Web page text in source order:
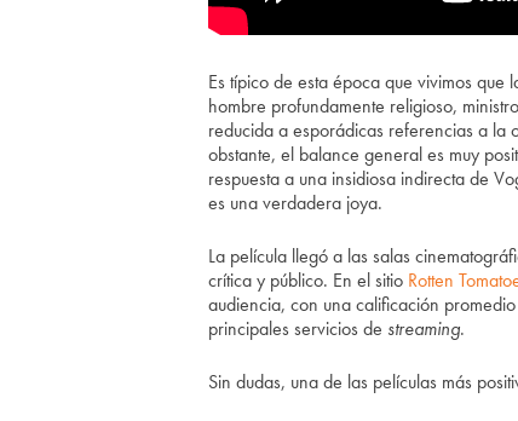
Es típico de esta época que vivimos
hombre profundamente religioso,
reducida a esporádicas referencias a la
obstante, el balance general es muy
respuesta a una insidiosa indirecta de
es una verdadera joya.
La película llegó a las salas
crítica y público. En el sitio Rotten
audiencia, con una calificación
principales servicios de streaming.
Sin dudas, una de las películas más